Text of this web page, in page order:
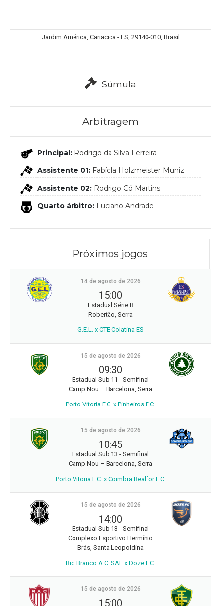
Jardim América, Cariacica - ES, 29140-010, Brasil
Súmula
Arbitragem
Principal: Rodrigo da Silva Ferreira
Assistente 01: Fabíola Holzmeister Muniz
Assistente 02: Rodrigo Có Martins
Quarto árbitro: Luciano Andrade
Próximos jogos
14 de agosto de 2026
15:00
Estadual Série B
Robertão, Serra
G.E.L. x CTE Colatina ES
15 de agosto de 2026
09:30
Estadual Sub 11 - Semifinal
Camp Nou – Barcelona, Serra
Porto Vitoria F.C. x Pinheiros F.C.
15 de agosto de 2026
10:45
Estadual Sub 13 - Semifinal
Camp Nou – Barcelona, Serra
Porto Vitoria F.C. x Coimbra Realfor F.C.
15 de agosto de 2026
14:00
Estadual Sub 13 - Semifinal
Complexo Esportivo Hermínio
Brás, Santa Leopoldina
Rio Branco A.C. SAF x Doze F.C.
15 de agosto de 2026
15:00